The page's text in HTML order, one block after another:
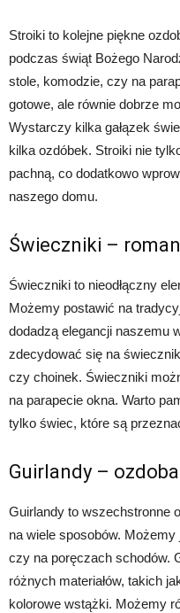
Stroiki to kolejne piękne
podczas świąt Bożego
stole, komodzie, czy na
gotowe, ale równie dobrze
Wystarczy kilka gałązek
kilka ozdóbek. Stroiki nie
pachną, co dodatkowo
naszego domu.
Świeczniki –
Świeczniki to nieodłączny
Możemy postawić na
dodadzą elegancji naszemu
zdecydować się na
czy choinek. Świeczniki
na parapecie okna. Warto
tylko świec, które są
Guirlandy –
Guirlandy to wszechstronne
na wiele sposobów.
czy na poręczach schodów.
różnych materiałów, takich
kolorowe wstążki. Możemy